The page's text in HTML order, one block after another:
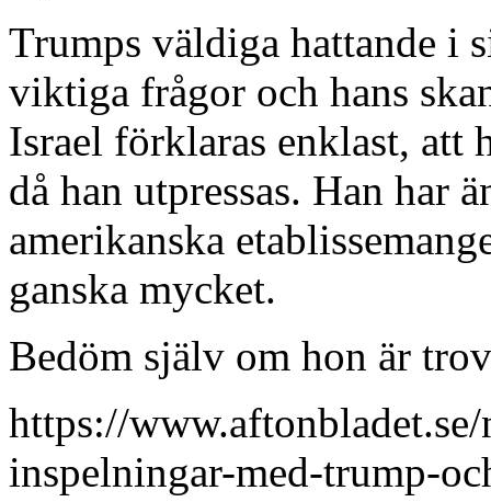
Trumps väldiga hattande
viktiga frågor och hans
Israel förklaras enklast, att
då han utpressas. Han har
amerikanska
ganska mycket.
Bedöm själv om hon är
https://
inspelningar-med-trump-